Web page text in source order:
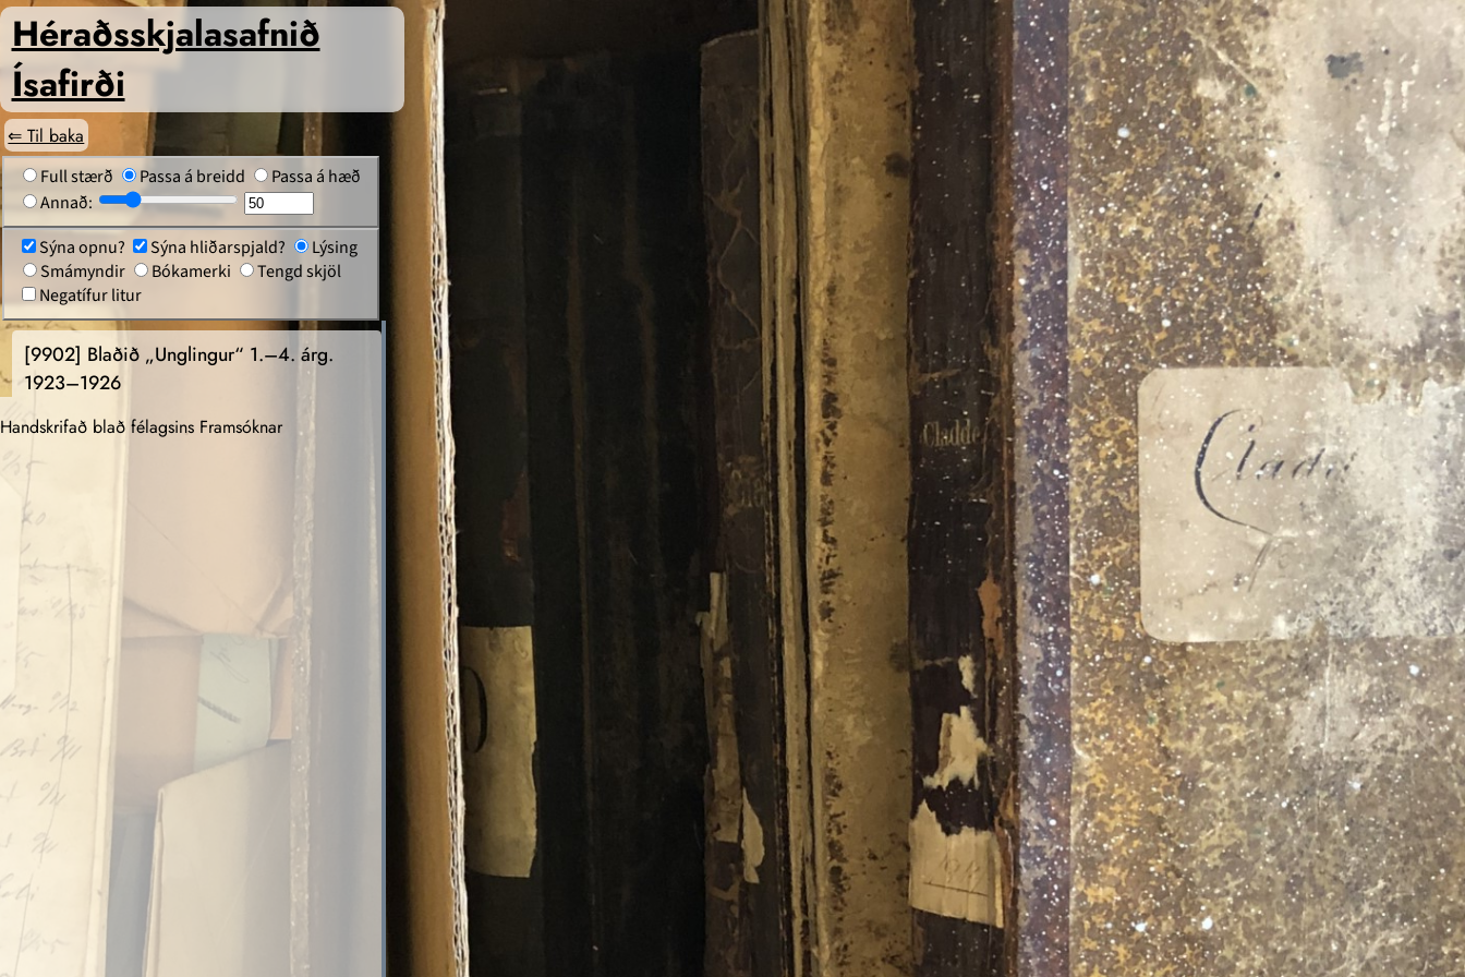
Héraðs­skjalasafnið
Ísafirði
⇐ Til baka
Full stærð Passa á breidd
Passa á hæð
Annað:
Sýna opnu?
Sýna hliðarspjald?
Lýsing
Smámyndir
Bókamerki
Tengd skjöl
Negatífur litur
[9902] Blaðið „Unglingur“ 1.–4. árg.
1923–1926
Handskrifað blað félagsins Framsóknar